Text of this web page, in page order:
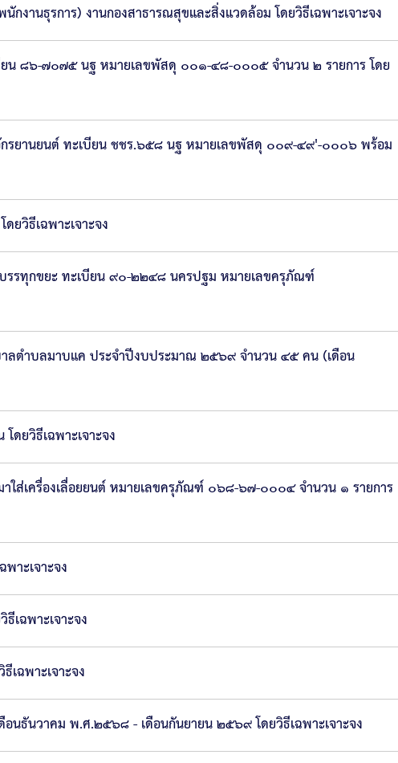
งานธุรการ) งานกองสาธารณสุขและสิ่งแวดล้อม โดยวิธีเฉพาะเจาะจง
ยน ๘๖-๗๐๗๕ นฐ หมายเลขพัสดุ ๐๐๑-๔๘-๐๐๐๕ จำนวน ๒ รายการ โดย
กรยานยนต์ ทะเบียน ชชร.๖๕๘ นฐ หมายเลขพัสดุ ๐๐๙-๔๙'-๐๐๐๖ พร้อม
วิธีเฉพาะเจาะจง
บรรทุกขยะ ทะเบียน ๙๐-๒๒๔๘ นครปฐม หมายเลขครุภัณฑ์
าลตำบลมาบแค ประจำปีงบประมาณ ๒๕๖๙ จำนวน ๔๕ คน (เดือน
ยวิธีเฉพาะเจาะจง
ใส่เครื่องเลื่อยยนต์ หมายเลขครุภัณฑ์ ๐๖๘-๖๗-๐๐๐๔ จำนวน ๑ รายการ
าะเจาะจง
เฉพาะเจาะจง
ฉพาะเจาะจง
นธันวาคม พ.ศ.๒๕๖๘ - เดือนกันยายน ๒๕๖๙ โดยวิธีเฉพาะเจาะจง